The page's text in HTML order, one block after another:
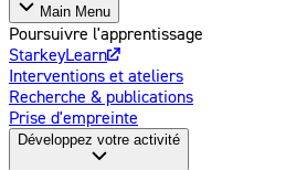
Main Menu
Poursuivre l'apprentissage
StarkeyLearn
Interventions et ateliers
Recherche & publications
Prise d'empreinte
Développez votre activité